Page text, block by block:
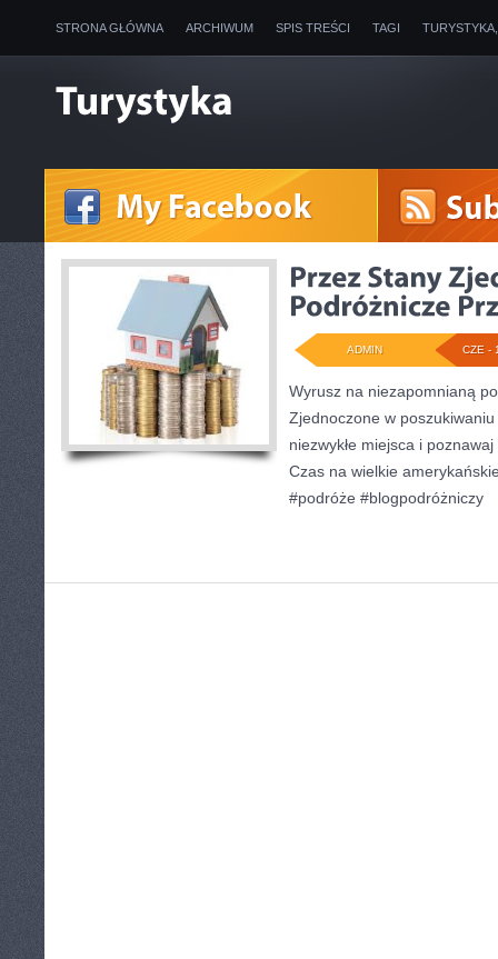
STRONA GŁÓWNA ARCHIWUM SPIS TREŚCI TAGI
CZE -
ADMIN
Wyrusz na niezapomnianą
Zjednoczone w
niezwykłe miejsca i
Czas na wielkie
#podróże #blogpodróżniczy